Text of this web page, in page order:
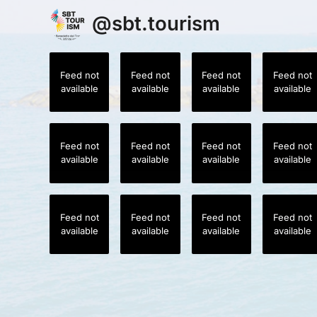
@sbt.tourism
Feed not
available
Feed not
available
Feed not
available
Feed not
available
Feed not
available
Feed not
available
Feed not
available
Feed not
available
Feed not
available
Feed not
available
Feed not
available
Feed not
available